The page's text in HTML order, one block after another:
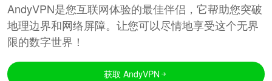
AndyVPN是您互联网体验的最佳伴侣，它帮助您突破
地理边界和网络屏障。让您可以尽情地享受这个无界
限的数字世界！
获取 AndyVPN